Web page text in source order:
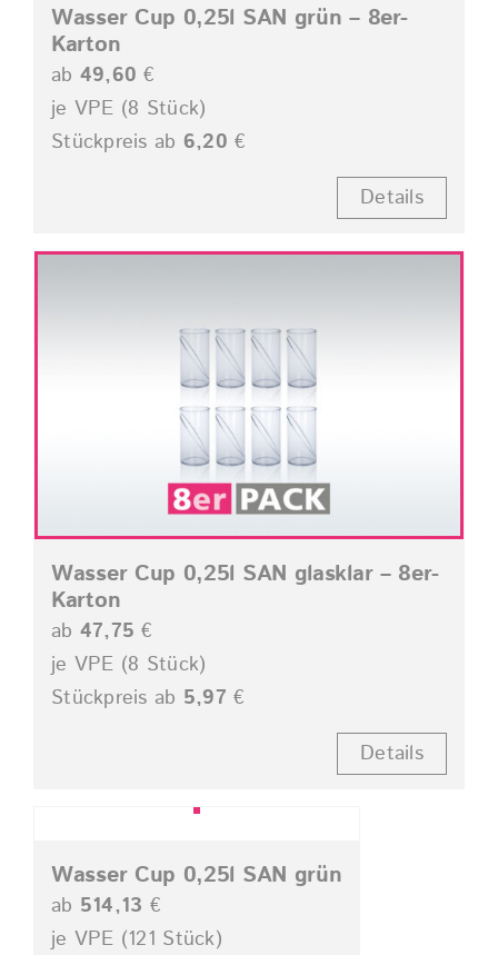
Wasser Cup 0,25l SAN grün – 8er-
Karton
ab 49,60 €
je VPE (8 Stück)
Stückpreis ab 6,20 €
Details
Wasser Cup 0,25l SAN glasklar – 8er-
Karton
ab 47,75 €
je VPE (8 Stück)
Stückpreis ab 5,97 €
Details
Wasser Cup 0,25l SAN grün
ab 514,13 €
je VPE (121 Stück)